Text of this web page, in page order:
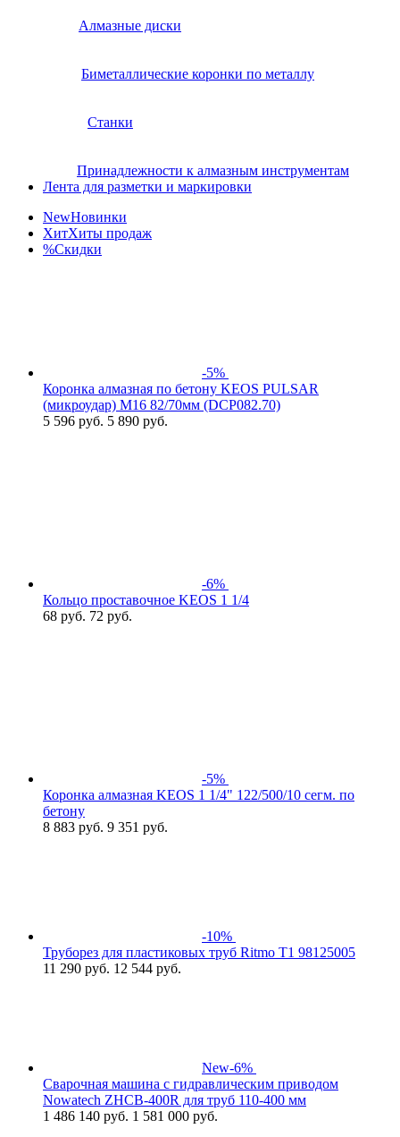
Алмазные диски
Биметаллические коронки по металлу
Станки
Принадлежности к алмазным инструментам
Лента для разметки и маркировки
NewНовинки
ХитХиты продаж
%Скидки
-5%
Коронка алмазная по бетону KEOS PULSAR
(микроудар) М16 82/70мм (DCP082.70)
5 596 руб. 5 890 руб.
-6%
Кольцо проставочное KEOS 1 1/4
68 руб. 72 руб.
-5%
Коронка алмазная KEOS 1 1/4" 122/500/10 сегм. по
бетону
8 883 руб. 9 351 руб.
-10%
Труборез для пластиковых труб Ritmo T1 98125005
11 290 руб. 12 544 руб.
New-6%
Сварочная машина с гидравлическим приводом
Nowatech ZHCB-400R для труб 110-400 мм
1 486 140 руб. 1 581 000 руб.